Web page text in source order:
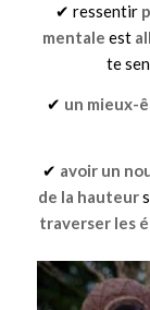
✔ ressentir
mentale est
te
✔ un mieux-
✔ avoir un
de la hauteur
traverser les